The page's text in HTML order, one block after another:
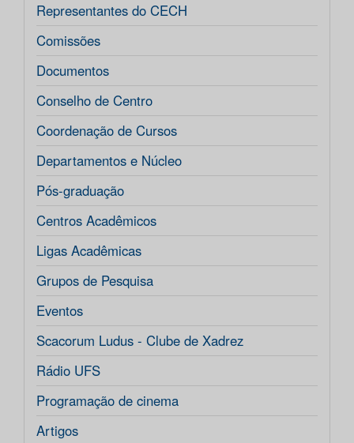
Representantes do CECH
Comissões
Documentos
Conselho de Centro
Coordenação de Cursos
Departamentos e Núcleo
Pós-graduação
Centros Acadêmicos
Ligas Acadêmicas
Grupos de Pesquisa
Eventos
Scacorum Ludus - Clube de Xadrez
Rádio UFS
Programação de cinema
Artigos